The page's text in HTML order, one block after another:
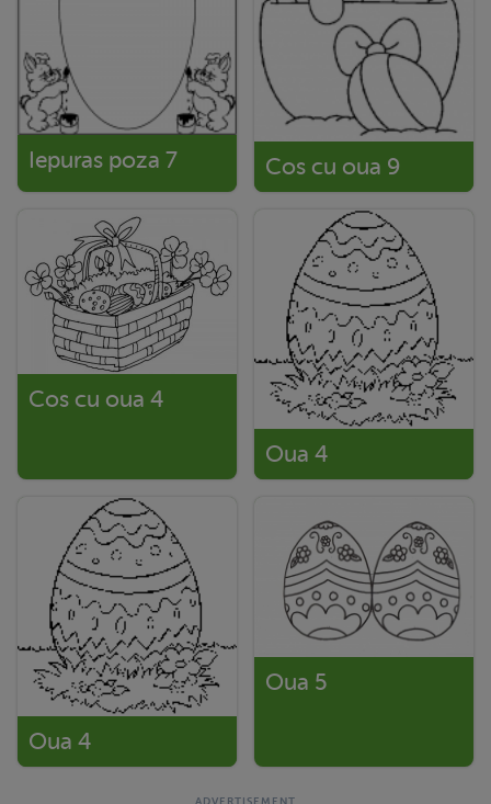
Iepuras poza 7 Cos cu oua 9
Cos cu oua 4
Oua 4
Oua 4
Oua 5